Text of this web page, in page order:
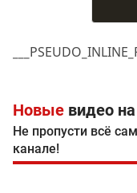
Новые видео
Не пропусти всё
канале!